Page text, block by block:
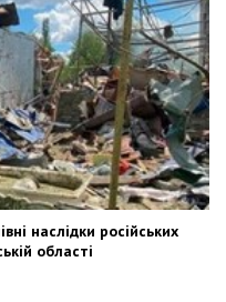
наслідки російських
області